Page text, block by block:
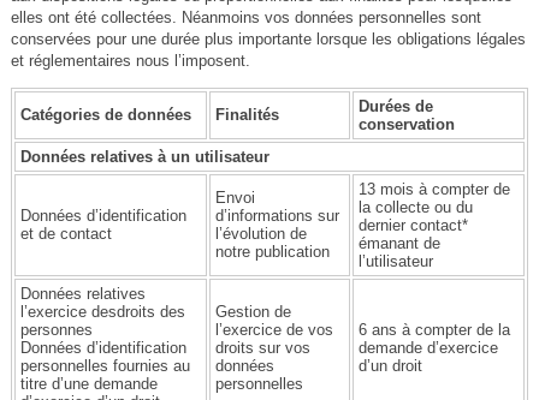
elles ont été collectées. Néanmoins vos données personnelles sont
conservées pour une durée plus importante lorsque les obligations légales
et réglementaires nous l’imposent.
Catégories de données Finalités
Durées de
conservation
Données relatives à un utilisateur
Données d’identification
et de contact
Envoi
d’informations sur
l’évolution de
notre publication
13 mois à compter de
la collecte ou du
dernier contact*
émanant de
l’utilisateur
Données relatives
l’exercice desdroits des
personnes
Données d’identification
personnelles fournies au
titre d’une demande
Gestion de
l’exercice de vos
droits sur vos
données
personnelles
6 ans à compter de la
demande d’exercice
d’un droit